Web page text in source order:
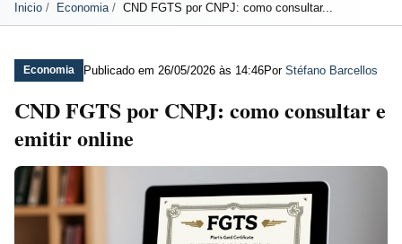
Inicio Economia CND FGTS por CNPJ: como consultar...
Economia Publicado em 26/05/2026 às 14:46Por Stéfano Barcellos
CND FGTS por CNPJ: como consultar e
emitir online